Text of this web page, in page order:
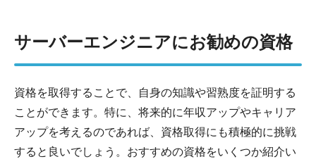
サーバーエンジニアにお勧めの資格
資格を取得することで、自身の知識や習熟度を証明する
ことができます。特に、将来的に年収アップやキャリア
アップを考えるのであれば、資格取得にも積極的に挑戦
すると良いでしょう。おすすめの資格をいくつか紹介い